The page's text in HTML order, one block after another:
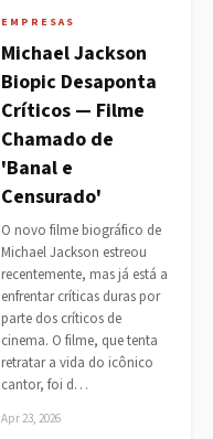
EMPRESAS
Michael Jackson
Biopic Desaponta
Críticos — Filme
Chamado de
'Banal e
Censurado'
O novo filme biográfico de
Michael Jackson estreou
recentemente, mas já está a
enfrentar críticas duras por
parte dos críticos de
cinema. O filme, que tenta
retratar a vida do icônico
cantor, foi d…
Apr 23, 2026